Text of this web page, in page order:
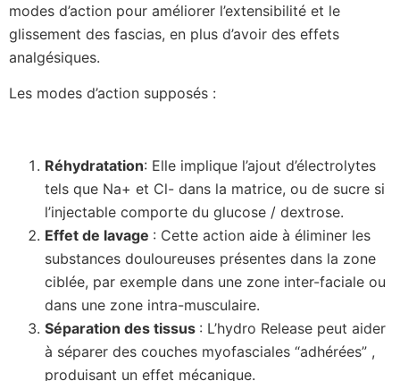
modes d’action pour améliorer l’extensibilité et le
glissement des fascias, en plus d’avoir des effets
analgésiques.
Les modes d’action supposés :
Réhydratation: Elle implique l’ajout d’électrolytes
tels que Na+ et Cl- dans la matrice, ou de sucre si
l’injectable comporte du glucose / dextrose.
Effet de lavage : Cette action aide à éliminer les
substances douloureuses présentes dans la zone
ciblée, par exemple dans une zone inter-faciale ou
dans une zone intra-musculaire.
Séparation des tissus : L’hydro Release peut aider
à séparer des couches myofasciales “adhérées” ,
produisant un effet mécanique.